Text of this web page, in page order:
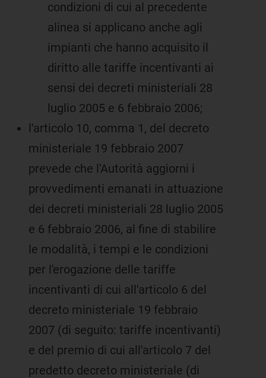
condizioni di cui al precedente
alinea si applicano anche agli
impianti che hanno acquisito il
diritto alle tariffe incentivanti ai
sensi dei decreti ministeriali 28
luglio 2005 e 6 febbraio 2006;
l'articolo 10, comma 1, del decreto
ministeriale 19 febbraio 2007
prevede che l'Autorità aggiorni i
provvedimenti emanati in attuazione
dei decreti ministeriali 28 luglio 2005
e 6 febbraio 2006, al fine di stabilire
le modalità, i tempi e le condizioni
per l'erogazione delle tariffe
incentivanti di cui all'articolo 6 del
decreto ministeriale 19 febbraio
2007 (di seguito: tariffe incentivanti)
e del premio di cui all'articolo 7 del
predetto decreto ministeriale (di